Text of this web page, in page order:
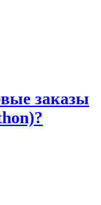
заказы